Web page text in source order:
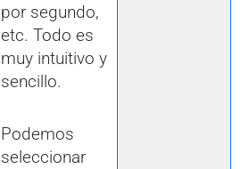
por segundo,
etc. Todo es
muy intuitivo y
sencillo.
Podemos
seleccionar